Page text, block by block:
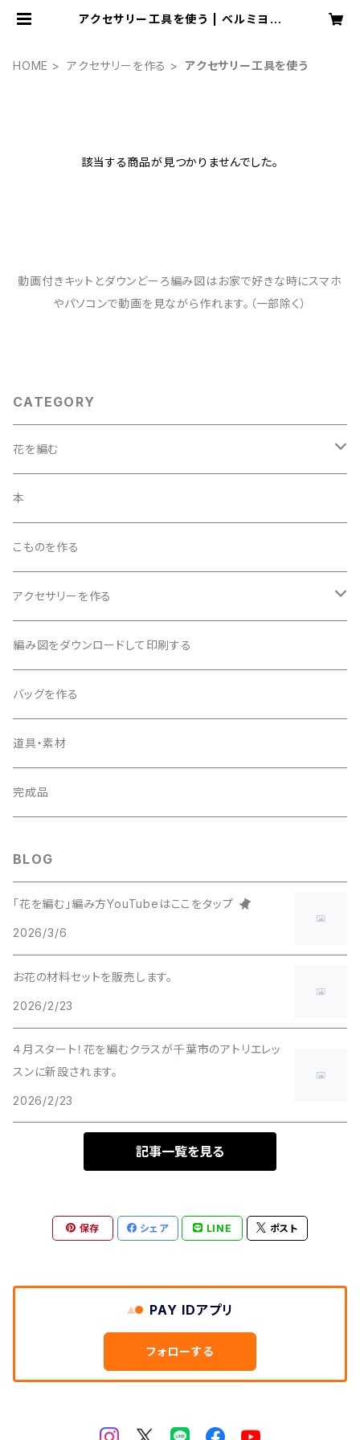
アクセサリー工具を使う | ベルミヨン
HOME
アクセサリーを作る アクセサリー工具を使う
該当する商品が見つかりませんでした。
動画付きキットとダウンどーろ編み図はお家で好きな時にスマホ
やパソコンで動画を見ながら作れます。（一部除く）
CATEGORY
花を編む
「花を編む」6ｐ～13ｐの花
「花を編む」１4ｐ～20ｐの花
「花を編む」21ｐ～28ｐの花
本
こものを作る
アクセサリーを作る
ビーズを編み込んで作る
ビーズを編み込まないで作る
アクセサリー工具を使う
編み図をダウンロードして印刷する
バッグを作る
道具・素材
完成品
BLOG
「花を編む」編み方YouTubeはここをタップ
2026/3/6
お花の材料セットを販売します。
2026/2/23
４月スタート！花を編むクラスが千葉市のアトリエレッ
スンに新設されます。
2026/2/23
記事一覧を見る
保存 シェア LINE ポスト
PAY IDアプリ
フォローする